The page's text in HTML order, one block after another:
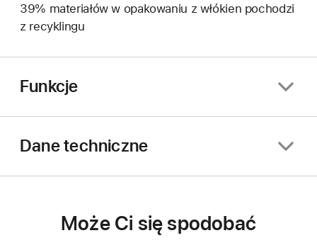
39% materiałów w opakowaniu z włókien pochodzi
z recyklingu
Funkcje
Dane techniczne
Może Ci się spodobać